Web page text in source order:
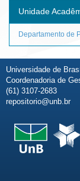
Unidade
Departamento de
Universidade de
Coordenadoria de
(61) 3107-2683
repositorio@unb.br